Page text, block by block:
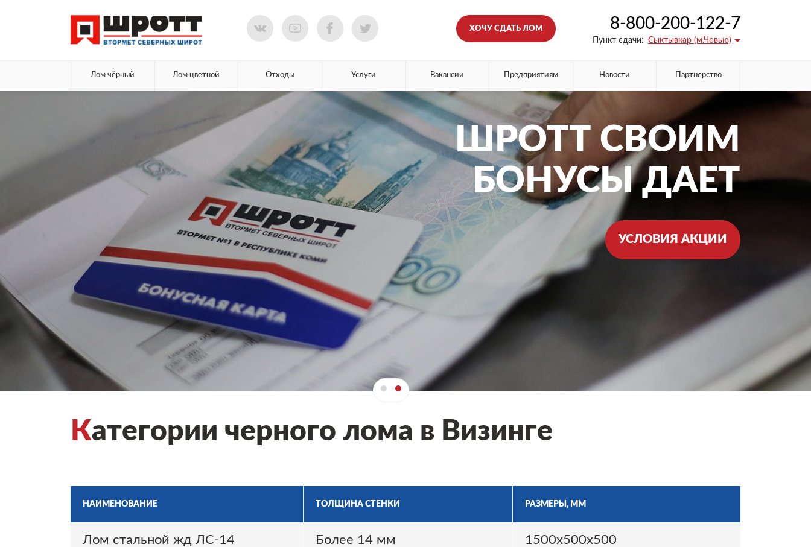
ХОЧУ СДАТЬ ЛОМ 8-800-200-122-7
Пункт сдачи: Сыктывкар (м.Човью)
Лом чёрный Лом цветной Отходы Услуги Вакансии Предприятиям Новости Партнерство
ШРОТТ СВОИМ
БОНУСЫ ДАЕТ
УСЛОВИЯ АКЦИИ
Категории черного лома в Визинге
НАИМЕНОВАНИЕ ТОЛЩИНА СТЕНКИ РАЗМЕРЫ, ММ
Лом стальной жд ЛС-14 Более 14 мм 1500х500х500